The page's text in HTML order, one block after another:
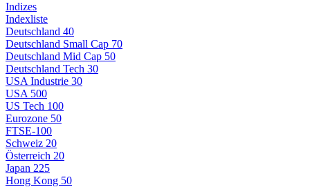
Indizes
Indexliste
Deutschland 40
Deutschland Small Cap 70
Deutschland Mid Cap 50
Deutschland Tech 30
USA Industrie 30
USA 500
US Tech 100
Eurozone 50
FTSE-100
Schweiz 20
Österreich 20
Japan 225
Hong Kong 50